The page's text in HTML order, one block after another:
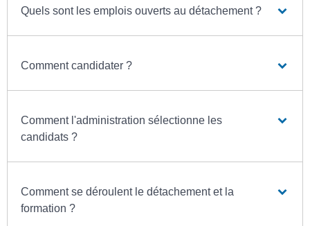
Quels sont les emplois ouverts au détachement ?
Comment candidater ?
Comment l'administration sélectionne les
candidats ?
Comment se déroulent le détachement et la
formation ?